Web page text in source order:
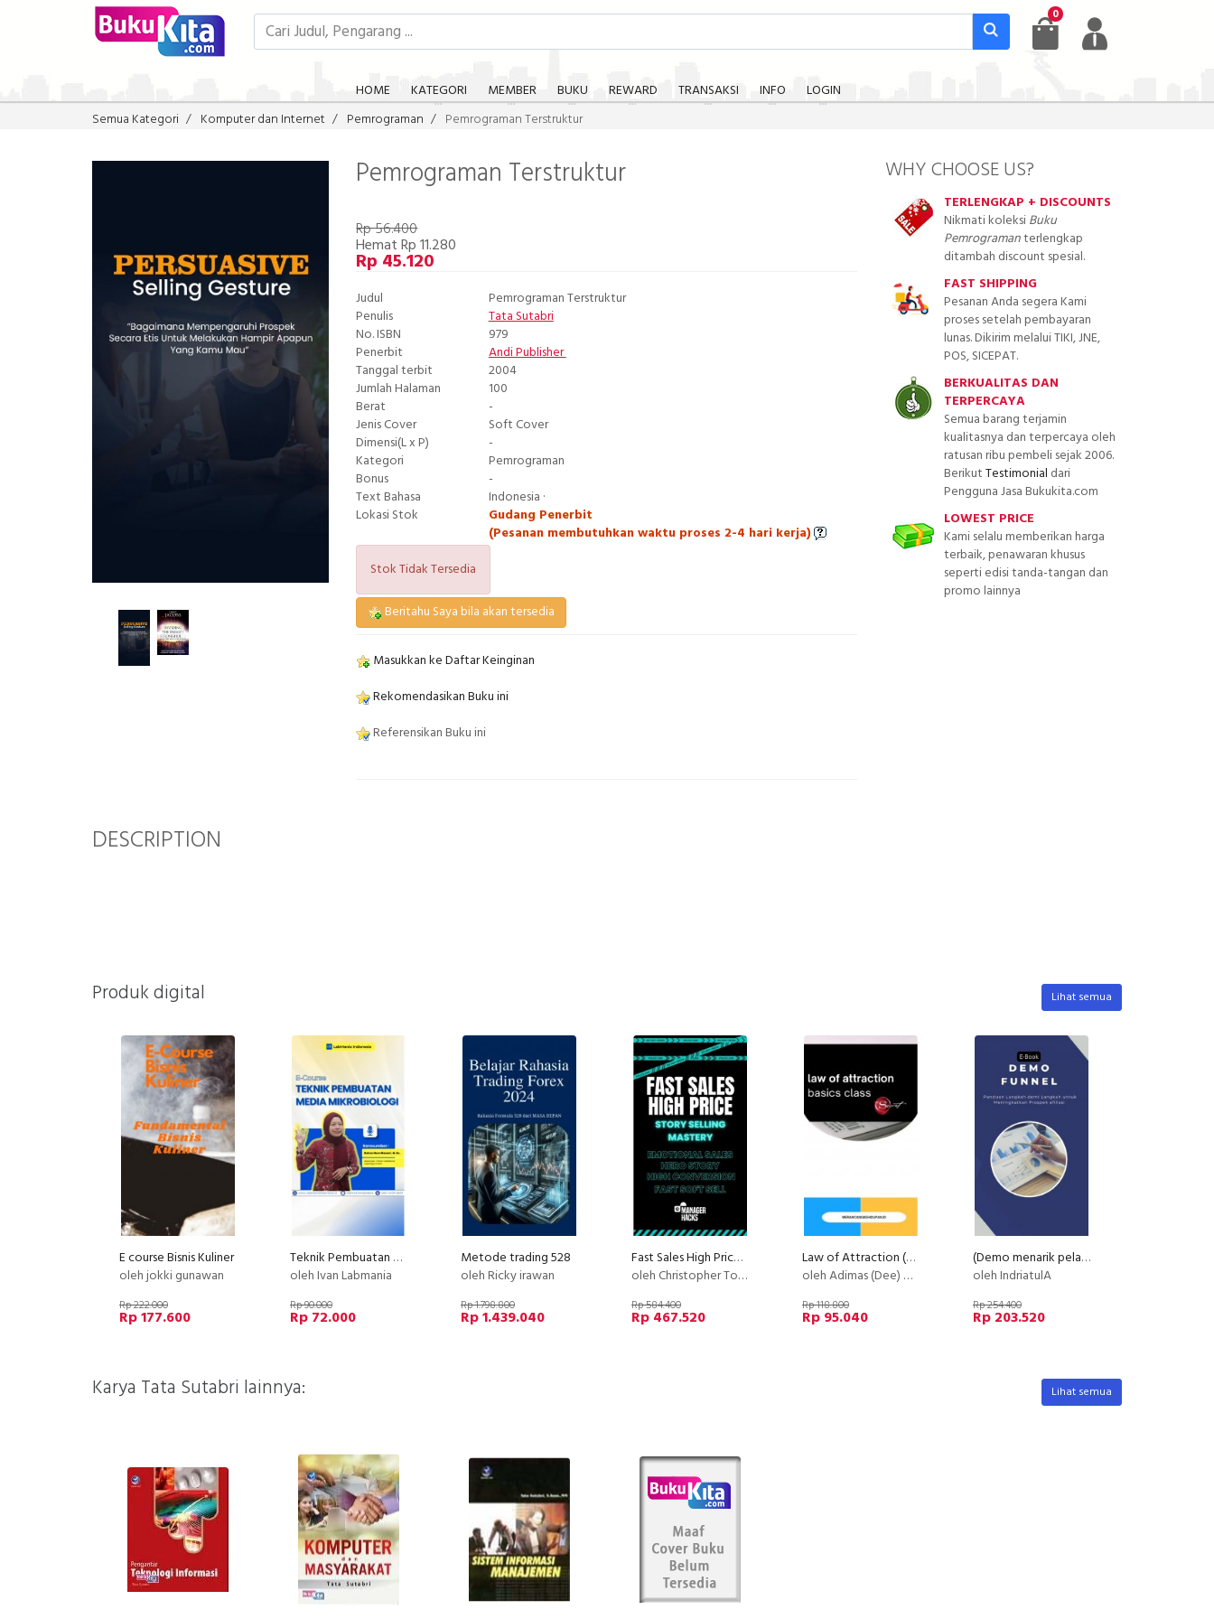
0
HOME KATEGORI MEMBER BUKU REWARD TRANSAKSI INFO
LOGIN
Semua Kategori
Komputer dan Internet Pemrograman Pemrograman Terstruktur
Pemrograman Terstruktur
Rp 56.400
Hemat Rp 11.280
Rp 45.120
Judul
Pemrograman Terstruktur
Penulis
Tata Sutabri
No. ISBN
979
Penerbit
Andi Publisher
Tanggal terbit
2004
Jumlah Halaman
100
Berat
-
Jenis Cover
Soft Cover
Dimensi(L x P)
-
Kategori
Pemrograman
Bonus
-
Text Bahasa
Indonesia ·
Lokasi Stok
Gudang Penerbit
(Pesanan membutuhkan waktu proses 2-4 hari kerja)
Stok Tidak Tersedia
Beritahu Saya bila akan tersedia
Masukkan ke Daftar Keinginan
Rekomendasikan Buku ini
Referensikan Buku ini
DESCRIPTION
WHY CHOOSE US?
TERLENGKAP + DISCOUNTS
Nikmati koleksiBuku
Pemrogramanterlengkap
ditambah discount spesial.
FAST SHIPPING
Pesanan Anda segera Kami
proses setelah pembayaran
lunas. Dikirim melalui TIKI, JNE,
POS, SICEPAT.
BERKUALITAS DAN
TERPERCAYA
Semua barang terjamin
kualitasnya dan terpercaya oleh
ratusan ribu pembeli sejak 2006.
BerikutTestimonial dari
Pengguna Jasa Bukukita.com
LOWEST PRICE
Kami selalu memberikan harga
terbaik, penawaran khusus
seperti edisi tanda-tangan dan
promo lainnya
Produk digital Lihat semua
E course Bisnis Kuliner
oleh jokki gunawan
Rp 222.000
Rp 177.600
Teknik Pembuatan Media Mikrobiologi
oleh Ivan Labmania
Rp 90.000
Rp 72.000
Metode trading 528
oleh Ricky irawan
Rp 1.798.800
Rp 1.439.040
Fast Sales High Price with Story Selling
oleh Christopher Tobing
Rp 584.400
Rp 467.520
Law of Attraction (LOA) - Basic
oleh Adimas (Dee) Wirajayanagara (Lesmana)
Rp 118.800
Rp 95.040
(Demo menarik pelanggan menuju link Affiliasi)
oleh IndriatulA
Rp 254.400
Rp 203.520
Karya Tata Sutabri lainnya: Lihat semua